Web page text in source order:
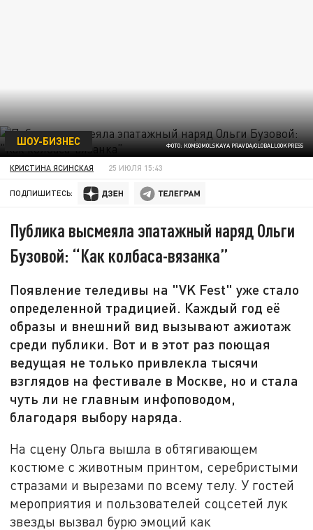
ФОТО: KOMSOMOLSKAYA PRAVDA/GLOBALLOOKPRESS
ШОУ-БИЗНЕС
КРИСТИНА ЯСИНСКАЯ 25 ИЮЛЯ 15:43
ПОДПИШИТЕСЬ:
Публика высмеяла эпатажный наряд Ольги
Бузовой: “Как колбаса-вязанка”
Появление теледивы на "VK Fest" уже стало
определенной традицией. Каждый год её
образы и внешний вид вызывают ажиотаж
среди публики. Вот и в этот раз поющая
ведущая не только привлекла тысячи
взглядов на фестивале в Москве, но и стала
чуть ли не главным инфоповодом,
благодаря выбору наряда.
На сцену Ольга вышла в обтягивающем
костюме с животным принтом, серебристыми
стразами и вырезами по всему телу. У гостей
мероприятия и пользователей соцсетей лук
звезды вызвал бурю эмоций как